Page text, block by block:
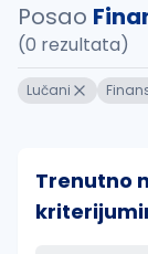
Posao
(0 rezultata)
Lučani
Trenutno